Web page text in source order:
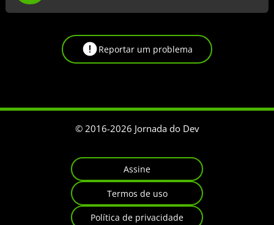
Reportar um problema
© 2016-2026 Jornada do Dev
Assine
Termos de uso
Política de privacidade